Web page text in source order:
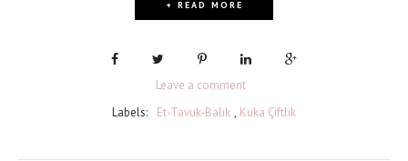
+ READ MORE
Leave a comment
Labels:
Et-Tavuk-Balık , Kuka Çiftlik